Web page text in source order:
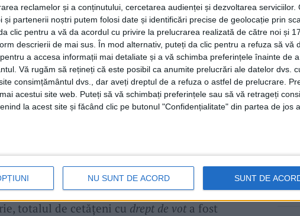
reclamelor și a conținutului, cercetarea audienței și dezvoltarea serviciilor.
și partenerii noștri putem folosi date și identificări precise de geolocație prin
clic pentru a vă da acordul cu privire la prelucrarea realizată de către noi și
descrierii de mai sus. În mod alternativ, puteți da clic pentru a refuza să vă
a accesa informații mai detaliate și a vă schimba preferințele înainte de
Vă rugăm să rețineți că este posibil ca anumite prelucrări ale datelor dvs.
consimțământul dvs., dar aveți dreptul de a refuza o astfel de prelucrare.
acestui site web. Puteți să vă schimbați preferințele sau să vă retrageți
la acest site și făcând clic pe butonul "Confidențialitate" din partea de jos
NU SUNT DE ACORD SUNT DE
o între timpReșița(-537), urmată de
Moldova Nouă(-67),Băile Herculane(-44),
oraș în care numărul cetățenilor cu
(+10). Și în mediul rural, per total, s-a
încadrându-se totuși în limitele
scăderi de alegători le-au
comunele
electoral comunal s-a lărgit la
(+26)!
totalul de cetățeni cu drept de vota fost